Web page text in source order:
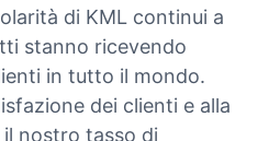
di KML continui a
stanno ricevendo
in tutto il mondo.
dei clienti e alla
nostro tasso di